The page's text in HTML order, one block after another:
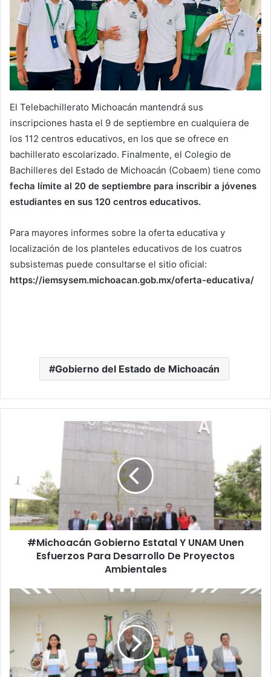
El Telebachillerato Michoacán mantendrá sus
inscripciones hasta el 9 de septiembre en cualquiera de
los 112 centros educativos, en los que se ofrece en
bachillerato escolarizado. Finalmente, el Colegio de
Bachilleres del Estado de Michoacán (Cobaem) tiene como
fecha límite al 20 de septiembre para inscribir a jóvenes
estudiantes en sus 120 centros educativos.
Para mayores informes sobre la oferta educativa y
localización de los planteles educativos de los cuatros
subsistemas puede consultarse el sitio oficial:
https://iemsysem.michoacan.gob.mx/oferta-educativa/
Gobierno del Estado de Michoacán
UNAM
Unen
Esfuerzos
Para
Desarrollo
Proyectos
#Michoacán Gobierno Estatal Y UNAM Unen
Esfuerzos Para Desarrollo De Proyectos
Ambientales
#UMSNH
Directores
Facultades